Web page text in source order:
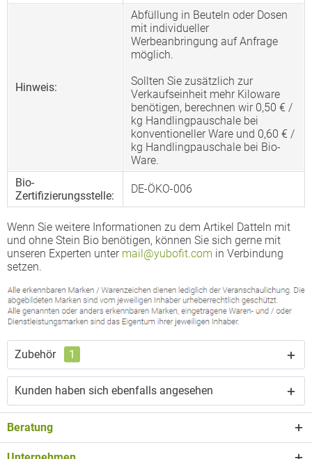
Hinweis:
Abfüllung in Beuteln oder Dosen
mit individueller
Werbeanbringung auf Anfrage
möglich.
Sollten Sie zusätzlich zur
Verkaufseinheit mehr Kiloware
benötigen, berechnen wir 0,50 € /
kg Handlingpauschale bei
konventioneller Ware und 0,60 € /
kg Handlingpauschale bei Bio-
Ware.
Bio-
Zertifizierungsstelle:
DE-ÖKO-006
Wenn Sie weitere Informationen zu dem Artikel Datteln mit
und ohne Stein Bio benötigen, können Sie sich gerne mit
unseren Experten unter mail@yubofit.com in Verbindung
setzen.
Zubehör 1
Kunden haben sich ebenfalls angesehen
Beratung